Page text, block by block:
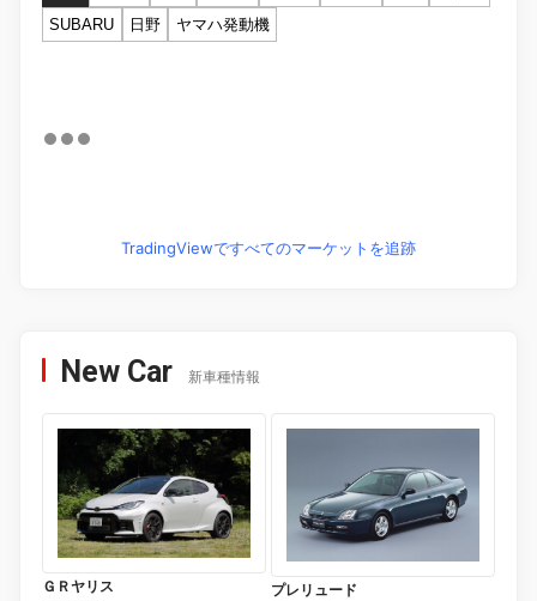
SUBARU
日野 ヤマハ発動機
TradingViewですべてのマーケットを追跡
New Car 新車種情報
ＧＲヤリス プレリュード